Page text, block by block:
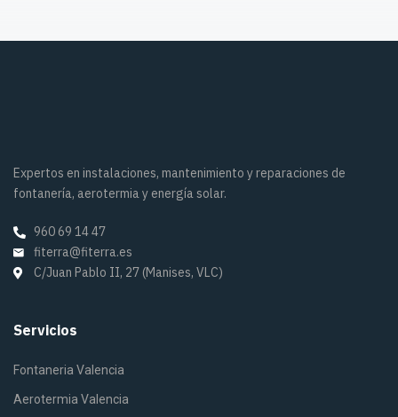
Expertos en instalaciones, mantenimiento y reparaciones de
fontanería, aerotermia y energía solar.
960 69 14 47
fiterra@fiterra.es
C/Juan Pablo II, 27 (Manises, VLC)
Servicios
Fontaneria Valencia
Aerotermia Valencia